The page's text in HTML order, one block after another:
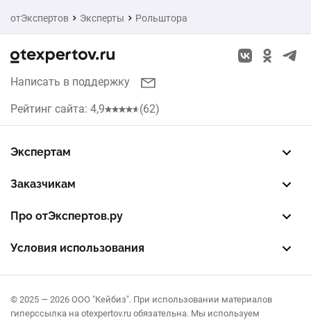
отЭкспертов Эксперты Рольштора
Написать в поддержку
Рейтинг сайта: 4,9 (62)
Экспертам
Заказчикам
Про отЭкспертов.ру
Условия использования
© 2025 — 2026 ООО "Кейбиз". При использовании материалов
гиперссылка на otexpertov.ru обязательна. Мы используем